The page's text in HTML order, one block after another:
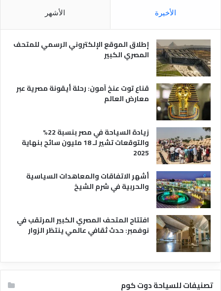
ر
ة
و
الأخيرة الأشهر
إطلاق الموقع الإلكتروني الرسمي للمتحف
المصري الكبير
قناع توت عنخ آمون: رحلة أيقونة مصرية عبر
معارض العالم
زيادة السياحة في مصر بنسبة 22%
والتوقعات تشير لـ 18 مليون سائح بنهاية
2025
أشهر الاتفاقات والمعاهدات السياسية
والحربية في شرم الشيخ
افتتاح المتحف المصري الكبير المرتقب في
نوفمبر: حدث ثقافي عالمي ينتظر الزوار
تصنيفات للسياحة دوت كوم